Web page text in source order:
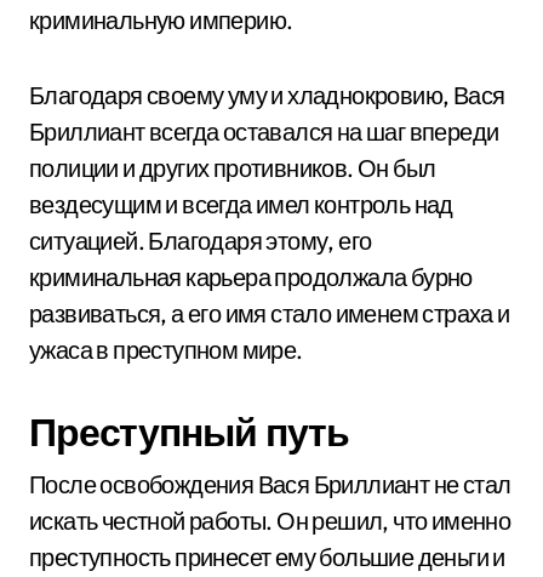
криминальную империю.
Благодаря своему уму и хладнокровию, Вася
Бриллиант всегда оставался на шаг впереди
полиции и других противников. Он был
вездесущим и всегда имел контроль над
ситуацией. Благодаря этому, его
криминальная карьера продолжала бурно
развиваться, а его имя стало именем страха и
ужаса в преступном мире.
Преступный путь
После освобождения Вася Бриллиант не стал
искать честной работы. Он решил, что именно
преступность принесет ему большие деньги и